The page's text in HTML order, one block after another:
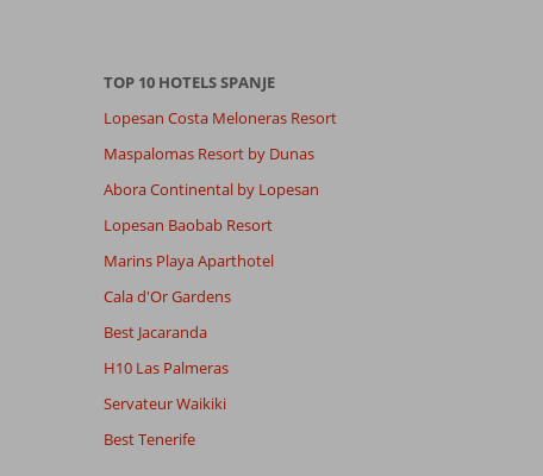
TOP 10 HOTELS SPANJE
Lopesan Costa Meloneras Resort
Maspalomas Resort by Dunas
Abora Continental by Lopesan
Lopesan Baobab Resort
Marins Playa Aparthotel
Cala d'Or Gardens
Best Jacaranda
H10 Las Palmeras
Servateur Waikiki
Best Tenerife